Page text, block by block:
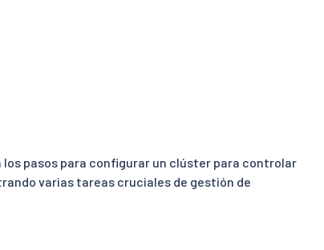
pasos para configurar un clúster para controlar
varias tareas cruciales de gestión de